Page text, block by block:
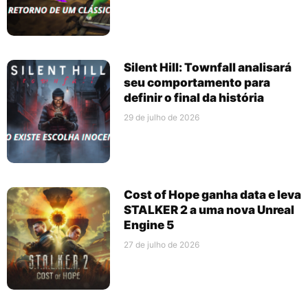
Silent Hill: Townfall analisará
seu comportamento para
definir o final da história
29 de julho de 2026
Cost of Hope ganha data e leva
STALKER 2 a uma nova Unreal
Engine 5
27 de julho de 2026